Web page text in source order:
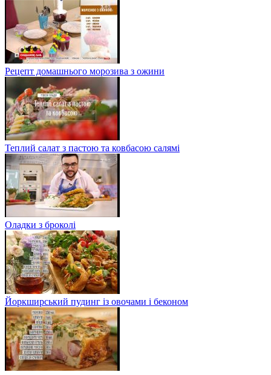
Рецепт домашнього морозива з ожини
Теплий салат з пастою та ковбасою салямі
Оладки з броколі
Йоркширський пудинг із овочами і беконом